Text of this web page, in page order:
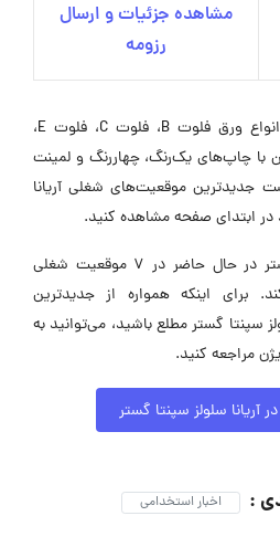
مشاهده جزئیات و ارسال
رزومه
کارتن‌سازی آریانا تولیدکننده انواع ورق فلوت B، فلوت C، فلوت E،
با چاپ‌های یک‌رنگ، چهاررنگ و لمینت
جدیدترین موقعیت‌های شغلی آریانا
در ابتدای صفحه مشاهده کنید.
آریانا سلولز سپنتا گستر در حال حاضر در ۷ موقعیت شغلی
برای اینکه همواره از جدیدترین
سپنتا گستر مطلع باشید، می‌توانید به
مراجعه کنید.
سلولز سپنتا گستر
: اخبار استخدامی